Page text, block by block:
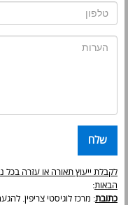
טלפון:
הערות:
שלח
לקבלת ייעוץ תאורה או עזרה
הבאות:
כתובת: מרכז לוגיסטי צריפין.